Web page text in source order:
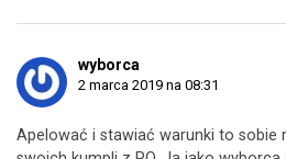
wyborca
2 marca 2019 na 08:31
Apelować i stawiać warunki to sobie